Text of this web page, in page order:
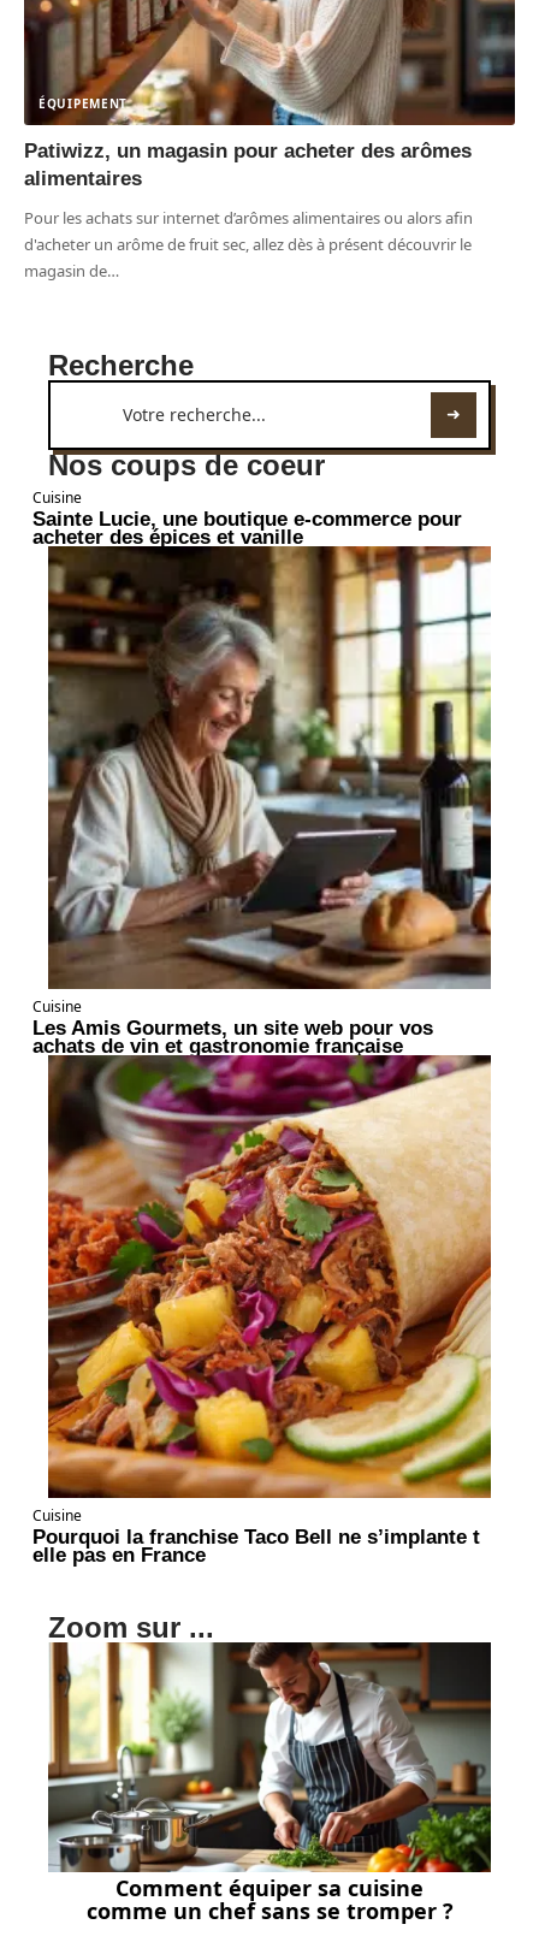
ÉQUIPEMENT
Patiwizz, un magasin pour acheter des arômes
alimentaires
Pour les achats sur internet d’arômes alimentaires ou alors afin
d'acheter un arôme de fruit sec, allez dès à présent découvrir le
magasin de…
Recherche
Nos coups de coeur
Cuisine
Sainte Lucie, une boutique e-commerce pour
acheter des épices et vanille
Cuisine
Les Amis Gourmets, un site web pour vos
achats de vin et gastronomie française
Cuisine
Pourquoi la franchise Taco Bell ne s’implante t
elle pas en France
Zoom sur ...
Comment équiper sa cuisine
comme un chef sans se tromper ?